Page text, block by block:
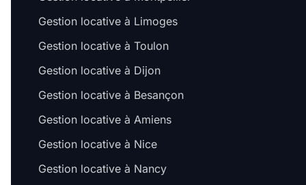
Gestion locative à Limoges
Gestion locative à Toulon
Gestion locative à Dijon
Gestion locative à Besançon
Gestion locative à Amiens
Gestion locative à Nice
Gestion locative à Nancy